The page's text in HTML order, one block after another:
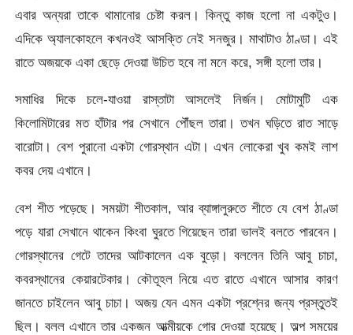
এবার অন্যরা তাকে থামানোর চেষ্টা করল। কিন্তু কাজ হলো না একটুও।
এদিকে অ্যালকোহলে কখনওই আসক্তি নেই সনজুর। মাথাটাও ঠাণ্ডা। এই
রাতে অজয়কে একা ছেড়ে দেওয়া উচিত হবে না মনে করে, সঙ্গী হলো তার।
সমাধির দিকে চলে-যাওয়া রাস্তাটা আসলেই নির্জন। মোটামুটি এক
কিলোমিটারের মত হাঁটার পর সেখানে পৌঁছল তারা। তখন ঘড়িতে রাত সাড়ে
বারোটা। বেশ পুরানো একটা গোরস্থান এটা। এখন লোকেরা খুব কমই লাশ
কবর দেয় এখানে।
বেশ শীত পড়েছে। সময়টা শীতকাল, আর ব্যাঙ্গালুরুতে শীতে যে বেশ ঠাণ্ডা
পড়ে যারা সেখানে থাকেন কিংবা ঘুরতে গিয়েছেন তারা ভালই বলতে পারবেন।
গোরস্থানের গেটে তাদের আটকালেন এক বুড়ো। বললেন তিনি আবু চাচা,
কবরস্থানের কেয়ারটেকার। কৌতূহল নিয়ে এত রাতে এখানে আসার কারণ
জানতে চাইলেন আবু চাচা। অজয় যেন এমন একটা প্রশ্নের জন্য প্রস্তুতই
ছিল। বলল এখানে তার একজন আত্মীয়কে গোর দেওয়া হয়েছে। অল্প সময়ের